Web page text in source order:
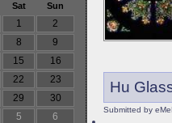
Sat Sun
1
2
8
9
15
16
22
23
29
30
5 6
Hu
Submitted by